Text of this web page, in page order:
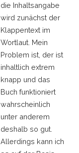
die Inhaltsangabe
wird zunächst der
Klappentext im
Wortlaut. Mein
Problem ist, der ist
inhaltlich extrem
knapp und das
Buch funktioniert
wahrscheinlich
unter anderem
deshalb so gut.
Allerdings kann ich